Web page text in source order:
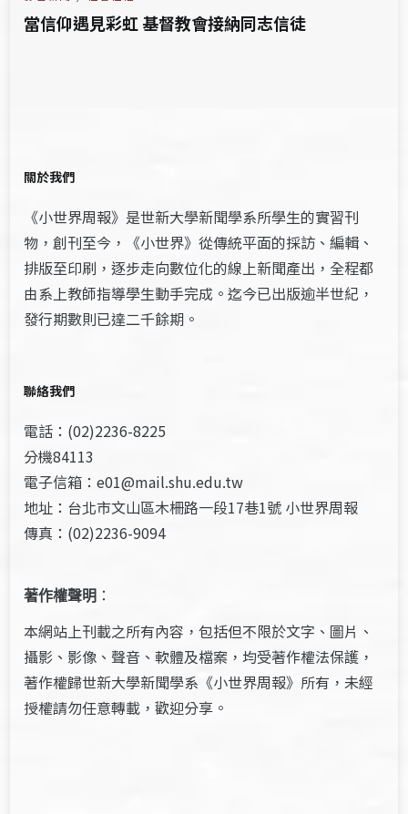
當信仰遇見彩虹 基督教會接納同志信徒
關於我們
《小世界周報》是世新大學新聞學系所學生的實習刊
物，創刊至今，《小世界》從傳統平面的採訪、編輯、
排版至印刷，逐步走向數位化的線上新聞產出，全程都
由系上教師指導學生動手完成。迄今已出版逾半世紀，
發行期數則已達二千餘期。
聯絡我們
電話：(02)2236-8225
分機84113
電子信箱：e01@mail.shu.edu.tw
地址：台北市文山區木柵路一段17巷1號 小世界周報
傳真：(02)2236-9094
著作權聲明 ：
本網站上刊載之所有內容，包括但不限於文字、圖片、
攝影、影像、聲音、軟體及檔案，均受著作權法保護，
著作權歸世新大學新聞學系《小世界周報》所有，未經
授權請勿任意轉載，歡迎分享。